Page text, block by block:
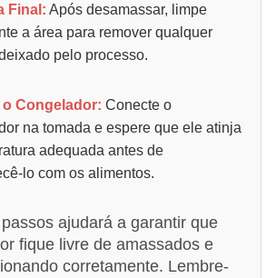
Final: Após desamassar, limpe
a área para remover qualquer
pelo processo.
o Congelador: Conecte o
na tomada e espere que ele atinja
adequada antes de
lo com os alimentos.
ajudará a garantir que
fique livre de amassados e
corretamente. Lembre-